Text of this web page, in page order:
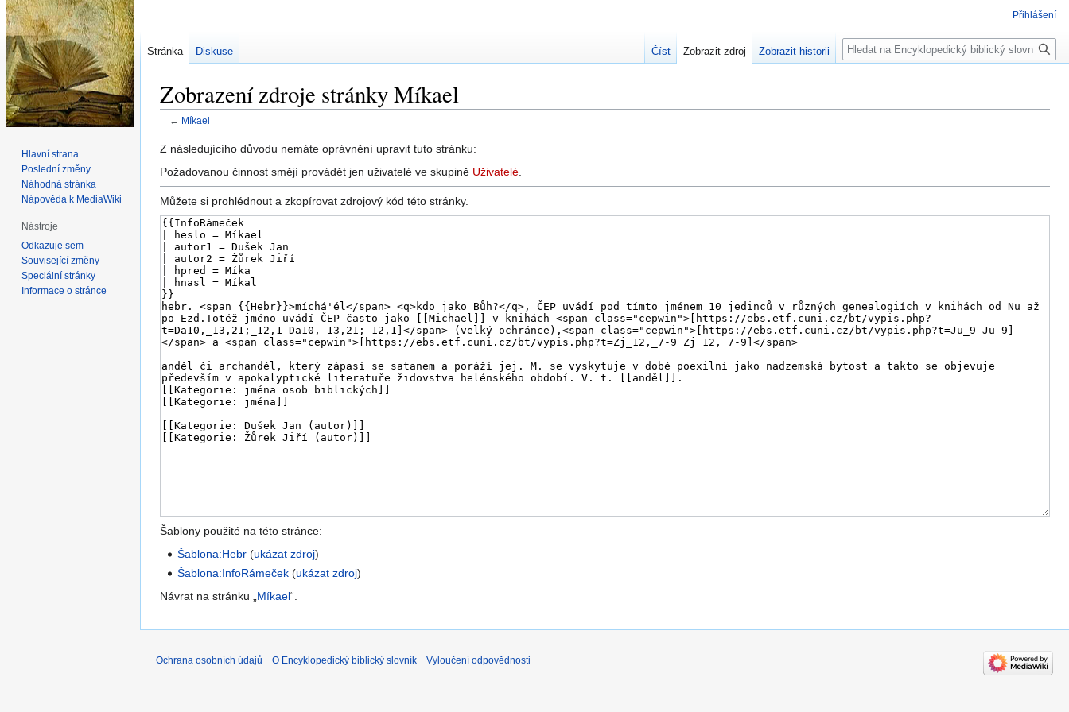
Zobrazení zdroje stránky Míkael
← Míkael
Skočit
na
Skočit
na
Z následujícího důvodu nemáte oprávnění upravit tuto stránku:
Požadovanou činnost smějí provádět jen uživatelé ve skupině Uživatelé
Můžete si prohlédnout a zkopírovat zdrojový kód této stránky.
Šablony použité na této stránce:
Šablona:Hebr (ukázat zdroj)
Šablona:InfoRámeček (ukázat zdroj)
Návrat na stránku „ Míkael“.
Přihlášení
Stránka Diskuse Číst Zobrazit zdroj Zobrazit historii Hledat
Hlavní strana
Poslední změny
Náhodná stránka
Nápověda k MediaWiki
Nástroje
Odkazuje sem
Související změny
Speciální stránky
Informace o stránce
Ochrana osobních údajů O Encyklopedický biblický slovník Vyloučení odpovědnosti